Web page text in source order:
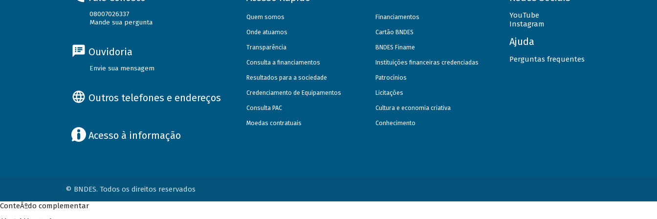
08007026337
Mande sua pergunta
Ouvidoria
Envie sua mensagem
Outros telefones e endereços
Acesso à informação
Quem somos
Onde atuamos
Transparência
Consulta a financiamentos
Resultados para a sociedade
Credenciamento de Equipamentos
Consulta PAC
Moedas contratuais
Financiamentos
Cartão BNDES
BNDES Finame
Instituições financeiras credenciadas
Patrocínios
Licitações
Cultura e economia criativa
Conhecimento
YouTube
Instagram
Ajuda
Perguntas frequentes
© BNDES. Todos os direitos reservados
ConteÃºdo complementar